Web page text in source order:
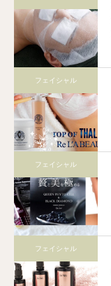
フェイシャル
フェイシャル
フェイシャル